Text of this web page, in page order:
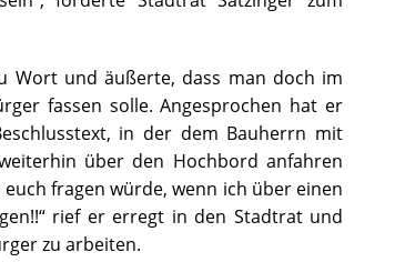
Wort und äußerte, dass man doch im
fassen solle. Angesprochen hat er
in der dem Bauherrn mit
über den Hochbord anfahren
fragen würde, wenn ich über einen
rief er erregt in den Stadtrat und
zu arbeiten.